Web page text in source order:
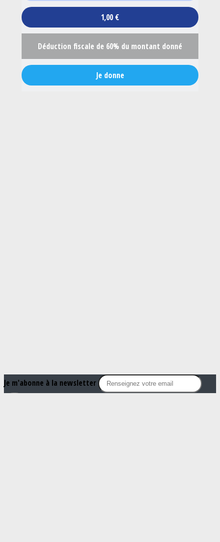
Je m'abonne à la newsletter